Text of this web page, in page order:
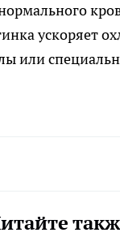
ускоряет
или